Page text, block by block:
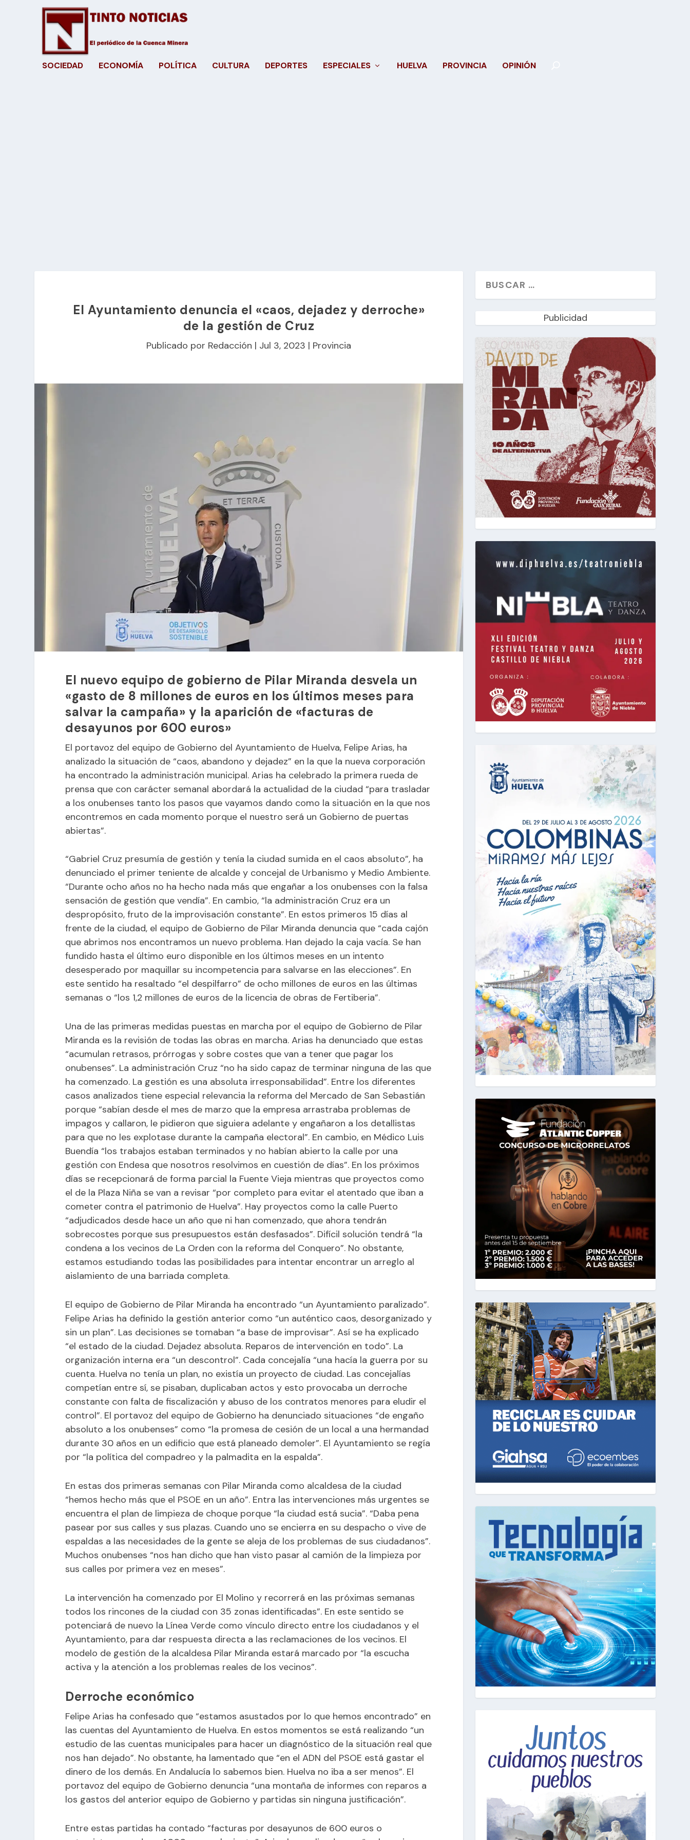
SOCIEDAD ECONOMÍA POLÍTICA CULTURA DEPORTES ESPECIALES HUELVA PROVINCIA OPINIÓN
El Ayuntamiento denuncia el «caos, dejadez y derroche»
de la gestión de Cruz
Publicado por Redacción | Jul 3, 2023 | Provincia
El nuevo equipo de gobierno de Pilar Miranda desvela un
«gasto de 8 millones de euros en los últimos meses para
salvar la campaña» y la aparición de «facturas de
desayunos por 600 euros»
El portavoz del equipo de Gobierno del Ayuntamiento de Huelva, Felipe Arias, ha
analizado la situación de “caos, abandono y dejadez” en la que la nueva corporación
ha encontrado la administración municipal. Arias ha celebrado la primera rueda de
prensa que con carácter semanal abordará la actualidad de la ciudad “para trasladar
a los onubenses tanto los pasos que vayamos dando como la situación en la que nos
encontremos en cada momento porque el nuestro será un Gobierno de puertas
abiertas”.
“Gabriel Cruz presumía de gestión y tenía la ciudad sumida en el caos absoluto”, ha
denunciado el primer teniente de alcalde y concejal de Urbanismo y Medio Ambiente.
“Durante ocho años no ha hecho nada más que engañar a los onubenses con la falsa
sensación de gestión que vendía”. En cambio, “la administración Cruz era un
despropósito, fruto de la improvisación constante”. En estos primeros 15 días al
frente de la ciudad, el equipo de Gobierno de Pilar Miranda denuncia que “cada cajón
que abrimos nos encontramos un nuevo problema. Han dejado la caja vacía. Se han
fundido hasta el último euro disponible en los últimos meses en un intento
desesperado por maquillar su incompetencia para salvarse en las elecciones”. En
este sentido ha resaltado “el despilfarro” de ocho millones de euros en las últimas
semanas o “los 1,2 millones de euros de la licencia de obras de Fertiberia”.
Una de las primeras medidas puestas en marcha por el equipo de Gobierno de Pilar
Miranda es la revisión de todas las obras en marcha. Arias ha denunciado que estas
“acumulan retrasos, prórrogas y sobre costes que van a tener que pagar los
onubenses”. La administración Cruz “no ha sido capaz de terminar ninguna de las que
ha comenzado. La gestión es una absoluta irresponsabilidad”. Entre los diferentes
casos analizados tiene especial relevancia la reforma del Mercado de San Sebastián
porque “sabían desde el mes de marzo que la empresa arrastraba problemas de
impagos y callaron, le pidieron que siguiera adelante y engañaron a los detallistas
para que no les explotase durante la campaña electoral”. En cambio, en Médico Luis
Buendía “los trabajos estaban terminados y no habían abierto la calle por una
gestión con Endesa que nosotros resolvimos en cuestión de días”. En los próximos
días se recepcionará de forma parcial la Fuente Vieja mientras que proyectos como
el de la Plaza Niña se van a revisar “por completo para evitar el atentado que iban a
cometer contra el patrimonio de Huelva”. Hay proyectos como la calle Puerto
“adjudicados desde hace un año que ni han comenzado, que ahora tendrán
sobrecostes porque sus presupuestos están desfasados”. Difícil solución tendrá “la
condena a los vecinos de La Orden con la reforma del Conquero”. No obstante,
estamos estudiando todas las posibilidades para intentar encontrar un arreglo al
aislamiento de una barriada completa.
El equipo de Gobierno de Pilar Miranda ha encontrado “un Ayuntamiento paralizado”.
Felipe Arias ha definido la gestión anterior como “un auténtico caos, desorganizado y
sin un plan”. Las decisiones se tomaban “a base de improvisar”. Así se ha explicado
“el estado de la ciudad. Dejadez absoluta. Reparos de intervención en todo”. La
organización interna era “un descontrol”. Cada concejalía “una hacía la guerra por su
cuenta. Huelva no tenía un plan, no existía un proyecto de ciudad. Las concejalías
competían entre sí, se pisaban, duplicaban actos y esto provocaba un derroche
constante con falta de fiscalización y abuso de los contratos menores para eludir el
control”. El portavoz del equipo de Gobierno ha denunciado situaciones “de engaño
absoluto a los onubenses” como “la promesa de cesión de un local a una hermandad
durante 30 años en un edificio que está planeado demoler”. El Ayuntamiento se regía
por “la política del compadreo y la palmadita en la espalda”.
En estas dos primeras semanas con Pilar Miranda como alcaldesa de la ciudad
“hemos hecho más que el PSOE en un año”. Entra las intervenciones más urgentes se
encuentra el plan de limpieza de choque porque “la ciudad está sucia”. “Daba pena
pasear por sus calles y sus plazas. Cuando uno se encierra en su despacho o vive de
espaldas a las necesidades de la gente se aleja de los problemas de sus ciudadanos”.
Muchos onubenses “nos han dicho que han visto pasar al camión de la limpieza por
sus calles por primera vez en meses”.
La intervención ha comenzado por El Molino y recorrerá en las próximas semanas
todos los rincones de la ciudad con 35 zonas identificadas”. En este sentido se
potenciará de nuevo la Línea Verde como vínculo directo entre los ciudadanos y el
Ayuntamiento, para dar respuesta directa a las reclamaciones de los vecinos. El
modelo de gestión de la alcaldesa Pilar Miranda estará marcado por “la escucha
activa y la atención a los problemas reales de los vecinos”.
Derroche económico
Felipe Arias ha confesado que “estamos asustados por lo que hemos encontrado” en
las cuentas del Ayuntamiento de Huelva. En estos momentos se está realizando “un
estudio de las cuentas municipales para hacer un diagnóstico de la situación real que
nos han dejado”. No obstante, ha lamentado que “en el ADN del PSOE está gastar el
dinero de los demás. En Andalucía lo sabemos bien. Huelva no iba a ser menos”. El
portavoz del equipo de Gobierno denuncia “una montaña de informes con reparos a
los gastos del anterior equipo de Gobierno y partidas sin ninguna justificación”.
Entre estas partidas ha contado “facturas por desayunos de 600 euros o
Publicidad